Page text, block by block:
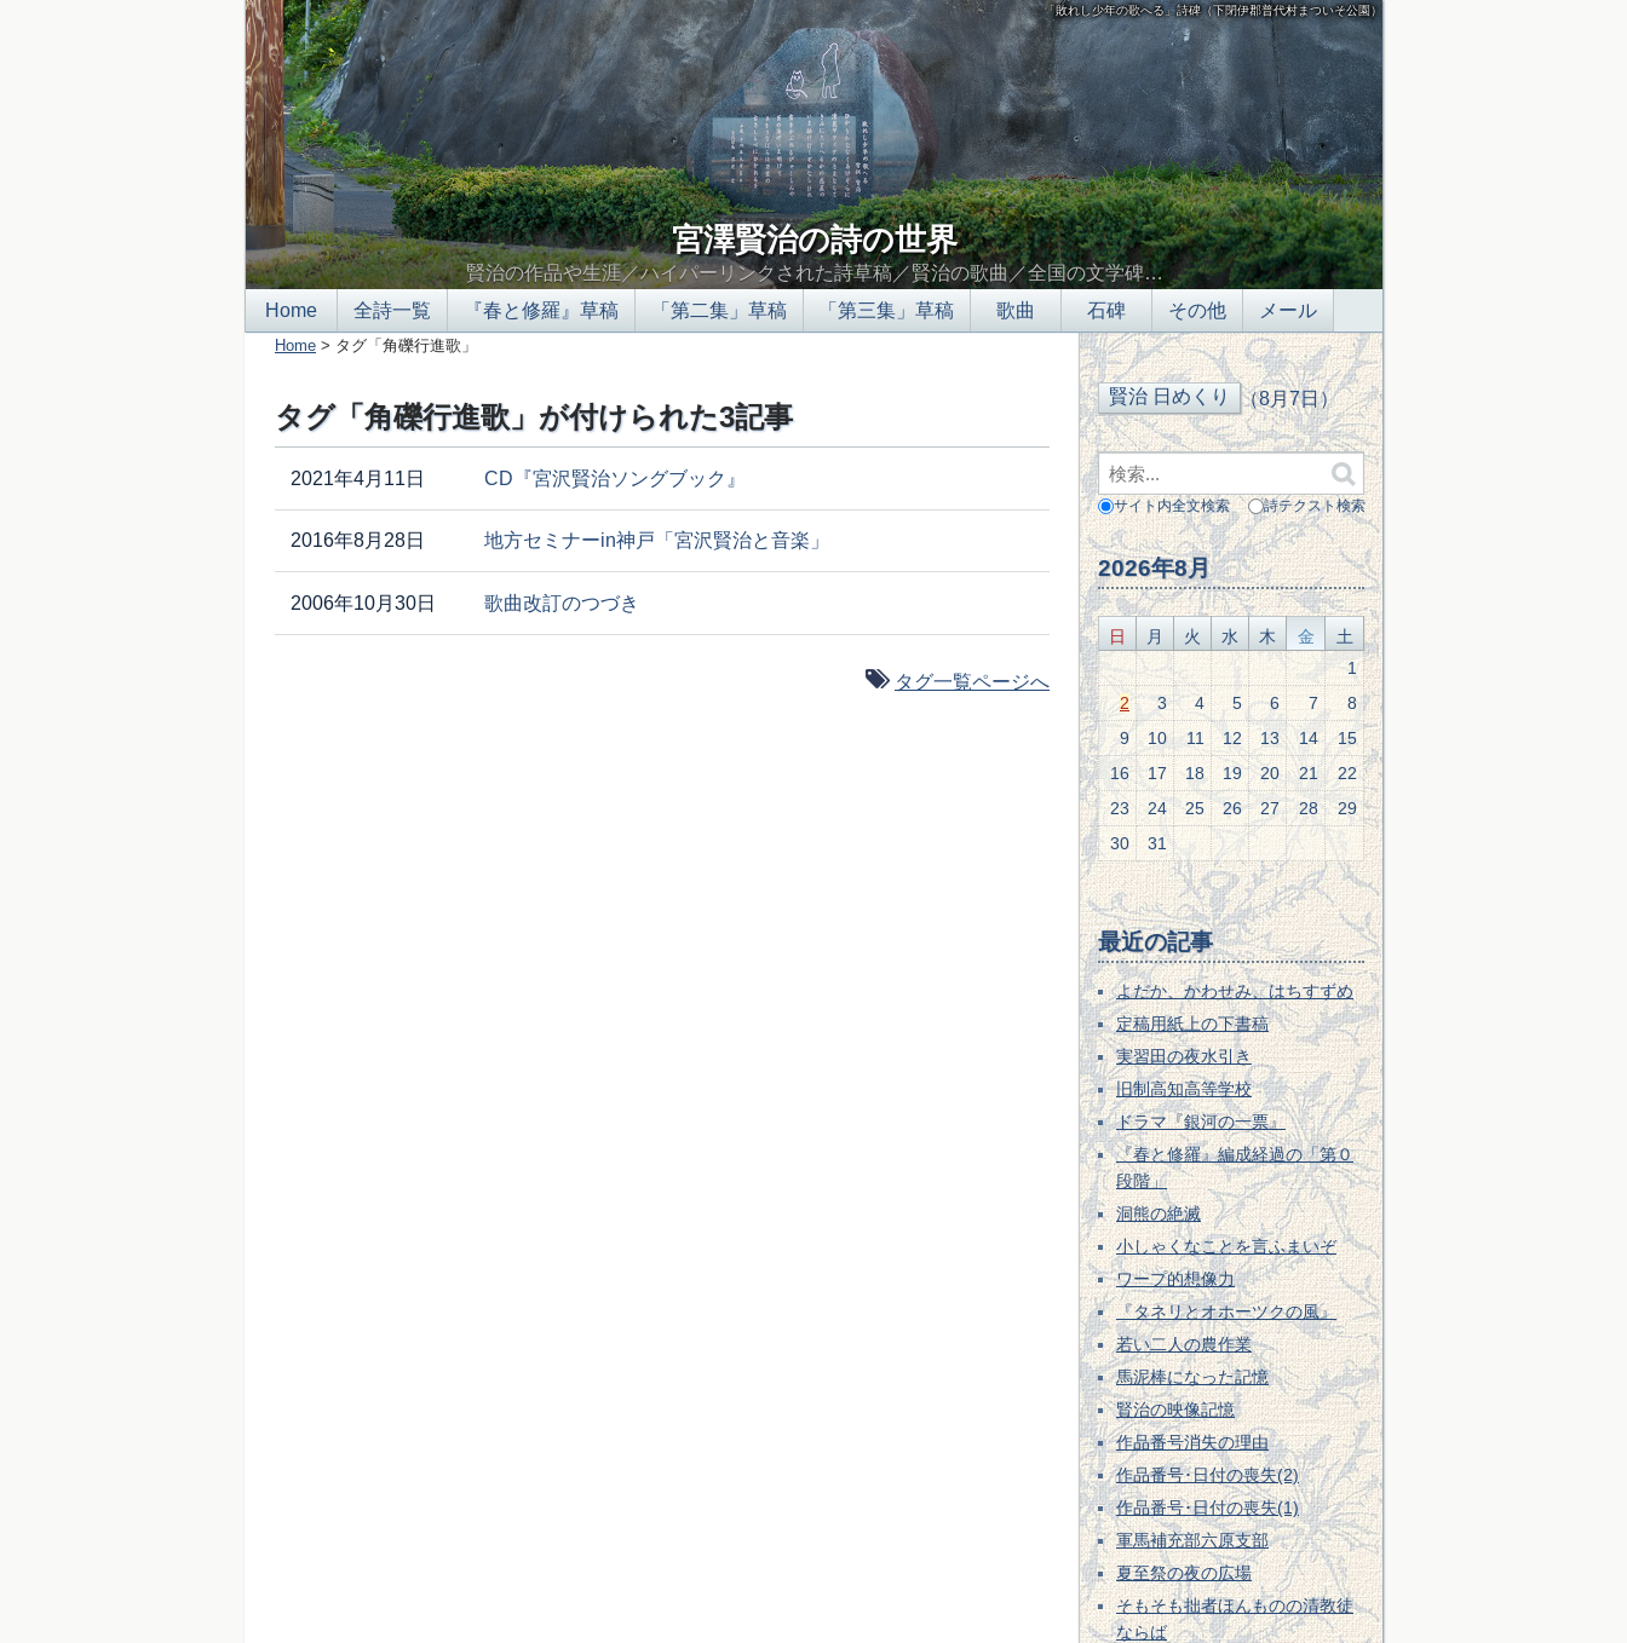
「敗れし少年の歌へる」詩碑（下閉伊郡普代村まついそ公園）
宮澤賢治の詩の世界
賢治の作品や生涯／ハイパーリンクされた詩草稿／賢治の歌曲／全国の文学碑…
Home
全詩一覧 『春と修羅』草稿 「第二集」草稿 「第三集」草稿 歌曲 石碑 その他 メール
Home > タグ「角礫行進歌」
タグ「角礫行進歌」が付けられた3記事
2021年4月11日 CD『宮沢賢治ソングブック』
2016年8月28日 地方セミナーin神戸「宮沢賢治と音楽」
2006年10月30日 歌曲改訂のつづき
タグ一覧ページへ
（8月7日）
サイト内全文検索 詩テクスト検索
2026年8月
日 月 火 水 木 金
土
1
2
3 4 5 6 7
8
9
10 11 12 13 14
15
16
17 18 19 20 21
22
23
24 25 26 27 28
29
30
31
最近の記事
よだか、かわせみ、はちすずめ
定稿用紙上の下書稿
実習田の夜水引き
旧制高知高等学校
ドラマ『銀河の一票』
『春と修羅』編成経過の「第０
段階」
洞熊の絶滅
小しゃくなことを言ふまいぞ
ワープ的想像力
『タネリとオホーツクの風』
若い二人の農作業
馬泥棒になった記憶
賢治の映像記憶
作品番号消失の理由
作品番号･日付の喪失(2)
作品番号･日付の喪失(1)
軍馬補充部六原支部
夏至祭の夜の広場
そもそも拙者ほんものの清教徒
ならば